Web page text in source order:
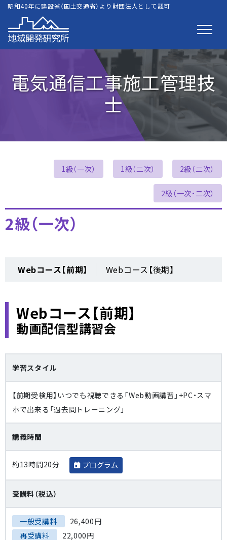
昭和40年に建設省（国土交通省）より財団法人として認可
電気通信工事施工管理技
士
1級（一次） 1級（二次） 2級（二次）
2級（一次・二次）
2級（一次）
Webコース【前期】 Webコース【後期】
Webコース【前期】
動画配信型講習会
学習スタイル
【前期受検用】いつでも視聴できる「Web動画講習」+PC・スマ
ホで出来る「過去問トレーニング」
講義時間
約13時間20分 プログラム
受講料（税込）
一般受講料
26,400円
再受講料
22,000円